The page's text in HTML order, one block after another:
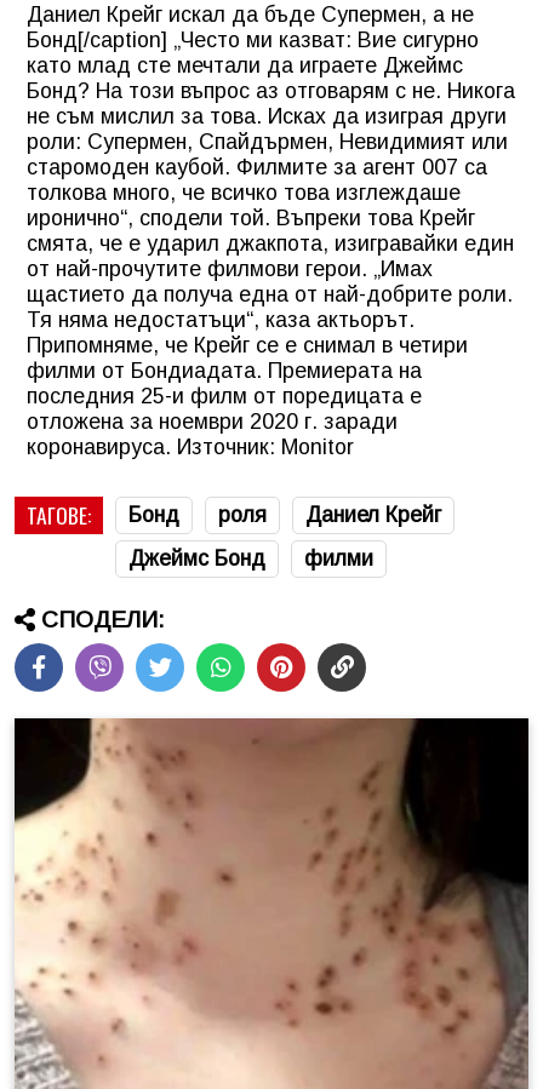
Даниел Крейг искал да бъде Супермен, а не
Бонд[/caption] „Често ми казват: Вие сигурно
като млад сте мечтали да играете Джеймс
Бонд? На този въпрос аз отговарям с не. Никога
не съм мислил за това. Исках да изиграя други
роли: Супермен, Спайдърмен, Невидимият или
старомоден каубой. Филмите за агент 007 са
толкова много, че всичко това изглеждаше
иронично“, сподели той. Въпреки това Крейг
смята, че е ударил джакпота, изигравайки един
от най-прочутите филмови герои. „Имах
щастието да получа една от най-добрите роли.
Тя няма недостатъци“, каза актьорът.
Припомняме, че Крейг се е снимал в четири
филми от Бондиадата. Премиерата на
последния 25-и филм от поредицата е
отложена за ноември 2020 г. заради
коронавируса. Източник: Monitor
ТАГОВЕ: Бонд роля
Даниел Крейг
Джеймс Бонд
филми
СПОДЕЛИ: